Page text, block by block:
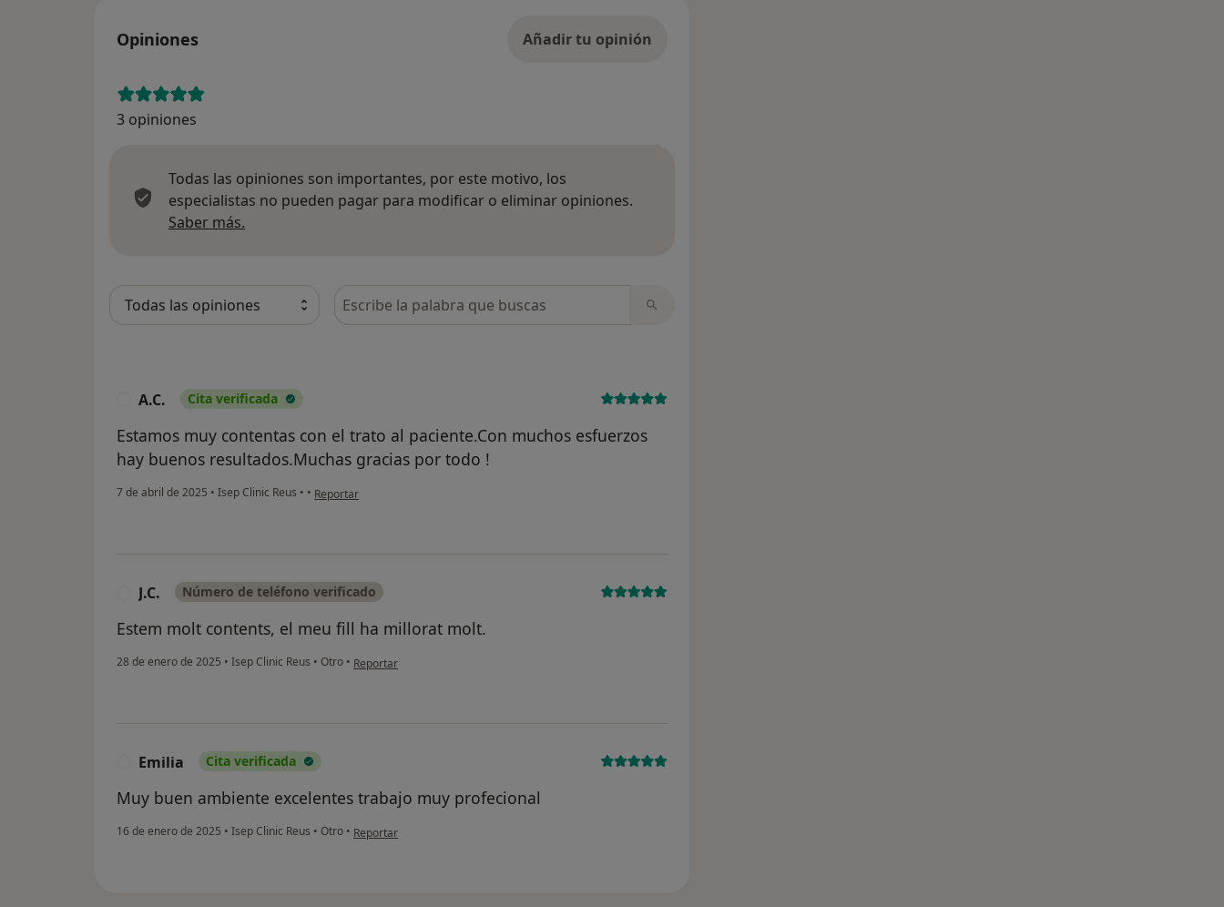
Opiniones Añadir tu opinión
3 opiniones
Todas las opiniones son importantes, por este motivo, los
especialistas no pueden pagar para modificar o eliminar opiniones.
Saber más.
Busca en opiniones
A.C. Cita verificada
Estamos muy contentas con el trato al paciente.Con muchos esfuerzos
hay buenos resultados.Muchas gracias por todo !
7 de abril de 2025 • Isep Clinic Reus • • en opinión del usuario A.C.
Reportar
J.C. Número de teléfono verificado
Estem molt contents, el meu fill ha millorat molt.
28 de enero de 2025 • Isep Clinic Reus • Otro • en opinión del usuario J.C.
Reportar
Emilia Cita verificada
Muy buen ambiente excelentes trabajo muy profecional
16 de enero de 2025 • Isep Clinic Reus • Otro • en opinión del usuario Emilia
Reportar